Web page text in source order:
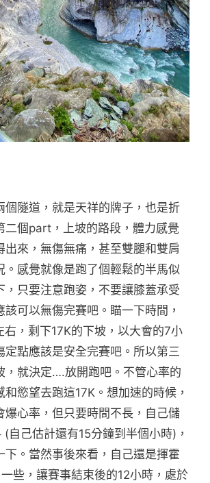
個隧道，就是天祥的牌子，也是折
二個part，上坡的路段，體力感覺
出來，無傷無痛，甚至雙腿和雙肩
。感覺就像是跑了個輕鬆的半馬似
，只要注意跑姿，不要讓膝蓋承受
該可以無傷完賽吧。瞄一下時間，
，剩下17K的下坡，以大會的7小
定點應該是安全完賽吧。所以第三
，就決定….放開跑吧。不管心率的
和慾望去跑這17K。想加速的時候，
爆心率，但只要時間不長，自己儲
自己估計還有15分鐘到半個小時)，
下。當然事後來看，自己還是揮霍
些，讓賽事結束後的12小時，處於